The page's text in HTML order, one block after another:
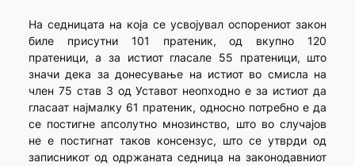
На седницата на која се усвојувал оспорениот закон
биле присутни 101 пратеник, од вкупно 120
пратеници, а за истиот гласале 55 пратеници, што
значи дека за донесување на истиот во смисла на
член 75 став 3 од Уставот неопходно е за истиот да
гласаат најмалку 61 пратеник, односно потребно е да
се постигне апсолутно мнозинство, што во случајов
не е постигнат таков консензус, што се утврди од
записникот од одржаната седница на законодавниот